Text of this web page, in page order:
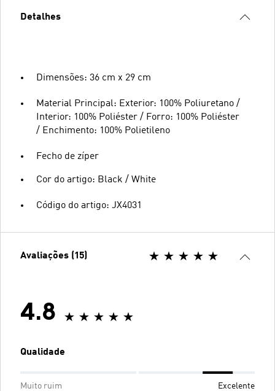
Detalhes
Dimensões: 36 cm x 29 cm
Material Principal: Exterior: 100% Poliuretano /
Interior: 100% Poliéster / Forro: 100% Poliéster
/ Enchimento: 100% Polietileno
Fecho de zíper
Cor do artigo: Black / White
Código do artigo: JX4031
Avaliações (15)
4.8
Qualidade
Muito ruim Excelente